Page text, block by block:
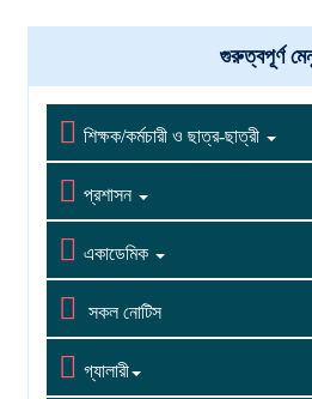
গুরুত্বপূর্ণ
 শিক্ষক/কর্মচারী ও ছাত্র-ছাত্রী
 প্রশাসন
 একাডেমিক
 সকল নোটিস
 গ্যালারী